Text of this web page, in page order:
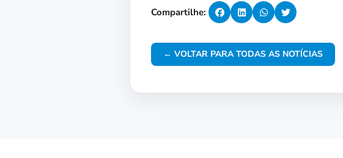
Compartilhe:
← VOLTAR PARA TODAS AS NOTÍCIAS